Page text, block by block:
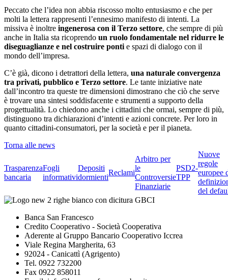
Peccato che l’idea non abbia riscosso molto entusiasmo e che per
molti la lettera rappresenti l’ennesimo manifesto di intenti. La
missiva è inoltre ingenerosa con il Terzo settore, che sempre di più
anche in Italia sta ricoprendo un ruolo fondamentale nel ridurre le
diseguaglianze e nel costruire ponti e spazi di dialogo con il
mondo dell’impresa.
C’è già, dicono i detrattori della lettera, una naturale convergenza
tra privati, pubblico e Terzo settore. Le tante iniziative nate
dall’incontro tra queste tre dimensioni dimostrano che ciò che serve
è trovare una sintesi soddisfacente e strumenti a supporto della
progettualità. Lo chiedono anche i cittadini che ormai, sempre di più,
distinguono tra dichiarazioni d’intenti e azioni concrete. Per loro in
quanto cittadini-consumatori, per la società e per il pianeta.
Torna alle news
Trasparenza
bancaria
Fogli
informativi
Depositi
dormienti
Reclami
Arbitro per
le
Controversie
Finanziarie
PSD2-
TPP
Nuove
regole
europee
del
Banca San Francesco
Credito Cooperativo - Società Cooperativa
Aderente al Gruppo Bancario Cooperativo Iccrea
Viale Regina Margherita, 63
92024 - Canicattì (Agrigento)
Tel. 0922 732200
Fax 0922 858011